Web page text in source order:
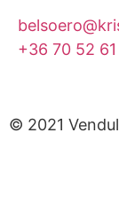
+36 70 52
© 2021